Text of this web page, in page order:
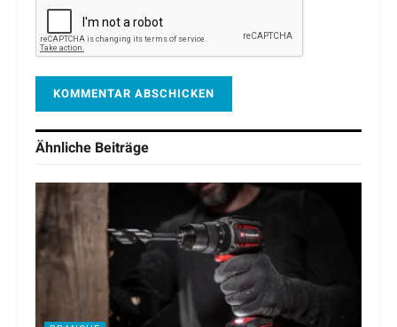
Ähnliche Beiträge